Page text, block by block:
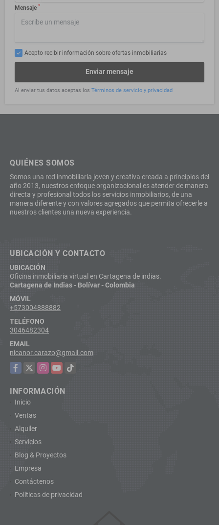
Mensaje *
Acepto recibir información sobre ofertas inmobiliarias
Enviar mensaje
Al enviar tus datos aceptas los Términos de servicio y privacidad
QUIÉNES SOMOS
Somos una red inmobiliaria joven y creativa creada a principios del
año 2013, nuestros enfoque organizacional es atender de manera
directa y profesional todos los servicios inmobiliarios, de una
manera diferente y con valores agregados que permita ofrecerle a
nuestros clientes una nueva experiencia.
UBICACIÓN Y CONTACTO
UBICACIÓN
Oficina inmobiliaria virtual en Cartagena de indias.
Cartagena de Indias - Bolívar - Colombia
MÓVIL
+573004888882
TELÉFONO
3046482304
EMAIL
nicanor.carazo@gmail.com
Facebook
X Instagram
YouTubeTikTok
INFORMACIÓN
Inicio
Ventas
Alquiler
Servicios
Blog & Proyectos
Empresa
Contáctenos
Políticas de privacidad